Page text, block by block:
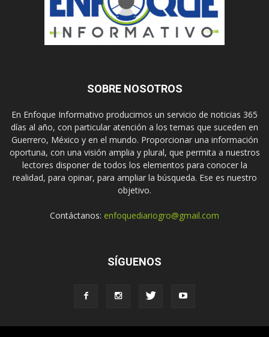
SOBRE NOSOTROS
En Enfoque Informativo producimos un servicio de noticias 365
días al año, con particular atención a los temas que suceden en
Guerrero, México y en el mundo. Proporcionar una información
oportuna, con una visión amplia y plural, que permita a nuestros
lectores disponer de todos los elementos para conocer la
realidad, para opinar, para ampliar la búsqueda. Ese es nuestro
objetivo.
Contáctanos: enfoquediariogro@gmail.com
SÍGUENOS